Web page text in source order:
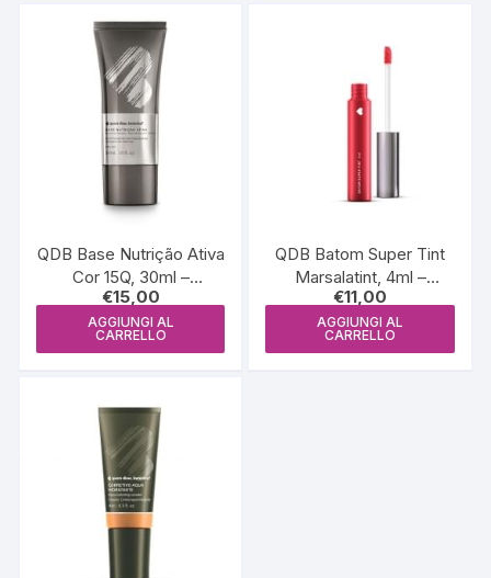
QDB Base Nutrição Ativa
Cor 15Q, 30ml –
QDB6200
€15,00
AGGIUNGI AL
CARRELLO
QDB Batom Super Tint
Marsalatint, 4ml –
QDB6092
€11,00
AGGIUNGI AL
CARRELLO